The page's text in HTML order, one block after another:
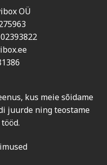
OÜ
kus meie sõidame
juurde ning teostame